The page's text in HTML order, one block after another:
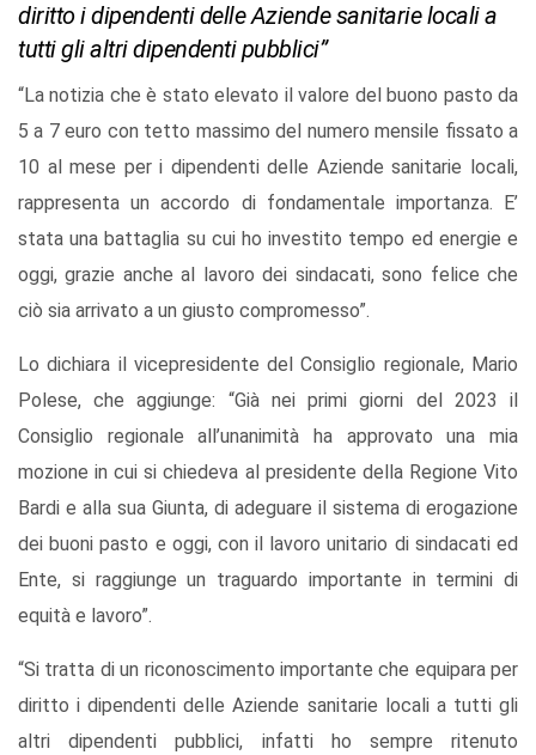
diritto i dipendenti delle Aziende sanitarie locali a
tutti gli altri dipendenti pubblici”
“La notizia che è stato elevato il valore del buono pasto da
5 a 7 euro con tetto massimo del numero mensile fissato a
10 al mese per i dipendenti delle Aziende sanitarie locali,
rappresenta un accordo di fondamentale importanza. E’
stata una battaglia su cui ho investito tempo ed energie e
oggi, grazie anche al lavoro dei sindacati, sono felice che
ciò sia arrivato a un giusto compromesso”.
Lo dichiara il vicepresidente del Consiglio regionale, Mario
Polese, che aggiunge: “Già nei primi giorni del 2023 il
Consiglio regionale all’unanimità ha approvato una mia
mozione in cui si chiedeva al presidente della Regione Vito
Bardi e alla sua Giunta, di adeguare il sistema di erogazione
dei buoni pasto e oggi, con il lavoro unitario di sindacati ed
Ente, si raggiunge un traguardo importante in termini di
equità e lavoro”.
“Si tratta di un riconoscimento importante che equipara per
diritto i dipendenti delle Aziende sanitarie locali a tutti gli
altri dipendenti pubblici, infatti ho sempre ritenuto